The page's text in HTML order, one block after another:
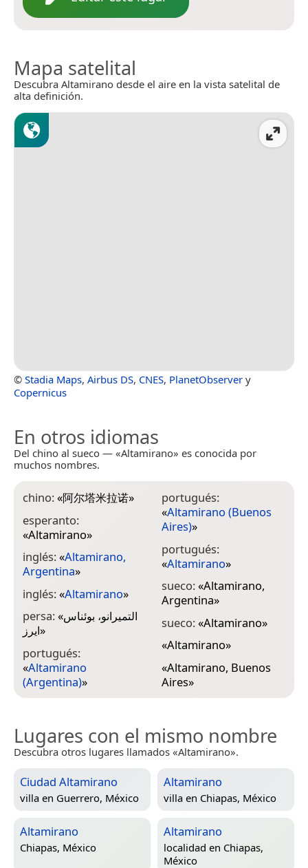
Mapa satelital
Descubra Altamirano desde el aire en la vista satelital de
alta definición.
© Stadia Maps, Airbus DS, CNES, PlanetObserver y
Copernicus
En otros idiomas
Del chino al sueco — «Altamirano» es conocida por
muchos nombres.
chino:«阿尔塔米拉诺»
esperanto:
«Altamirano»
inglés:«Altamirano,
Argentina»
inglés:«Altamirano»
persa:«التمیرانو، بوئناس
ایرز»
portugués:
«Altamirano
(Argentina)»
portugués:
«Altamirano (Buenos
Aires)»
portugués:
«Altamirano»
sueco:«Altamirano,
Argentina»
sueco:«Altamirano»
«Altamirano»
«Altamirano, Buenos
Aires»
Lugares con el mismo nombre
Descubra otros lugares llamados «Altamirano».
Ciudad Altamirano
villa en Guerrero, México
Altamirano
villa en Chiapas, México
Altamirano
Chiapas, México
Altamirano
localidad en Chiapas,
México